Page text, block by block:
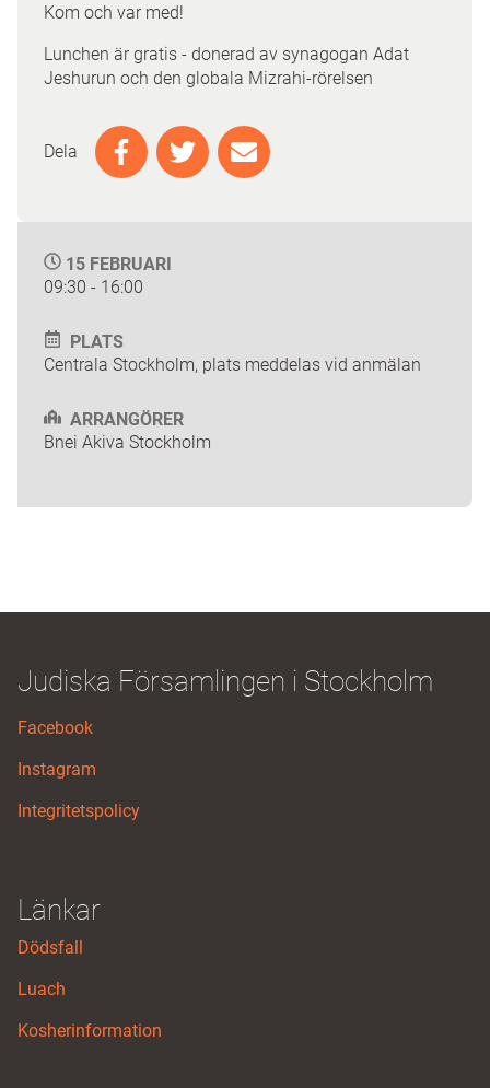
Kom och var med!
Lunchen är gratis - donerad av synagogan Adat
Jeshurun och den globala Mizrahi-rörelsen
Dela
15 FEBRUARI
09:30 - 16:00
PLATS
Centrala Stockholm, plats meddelas vid anmälan
ARRANGÖRER
Bnei Akiva Stockholm
Judiska Församlingen i Stockholm
Facebook
Instagram
Integritetspolicy
Länkar
Dödsfall
Luach
Kosherinformation